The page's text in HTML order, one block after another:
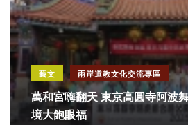
藝文 兩岸道教文化交流專區
萬和宮嗨翻天 東京高圓寺阿波舞活力四射 人潮壓
境大飽眼福